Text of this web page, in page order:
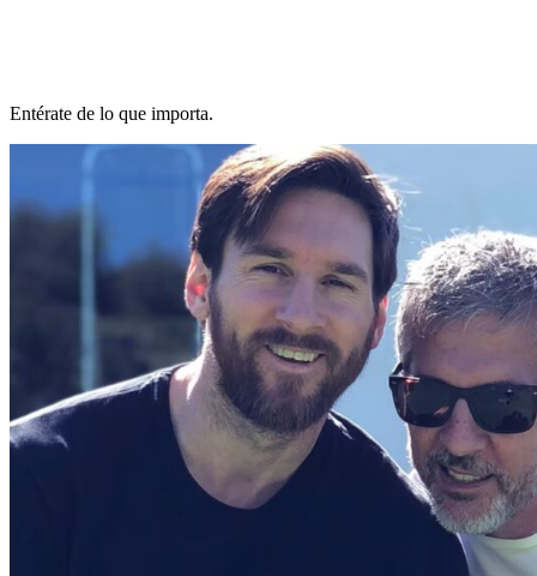
Entérate de lo que importa.